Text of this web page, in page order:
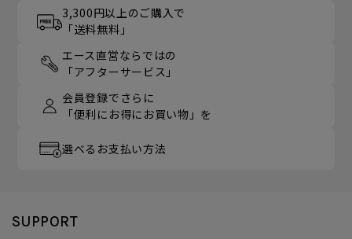
3,300円以上のご購入で
「送料無料」
エース直営ならではの
「アフターサービス」
会員登録でさらに
「便利にお得にお買い物」を
選べるお支払い方法
SUPPORT